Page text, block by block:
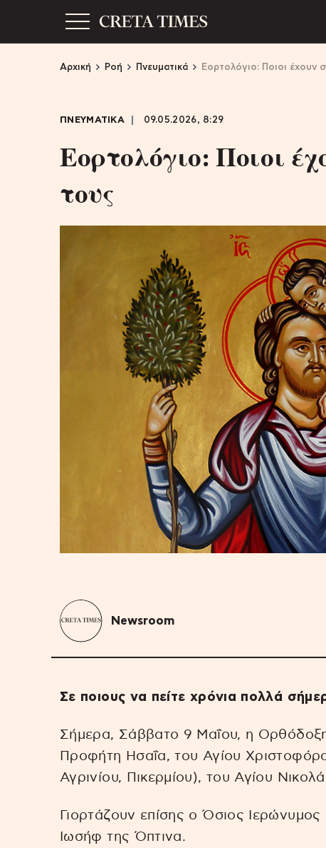
Αρχική Ροή Πνευματικά Εορτολόγιο: Ποιοι έχουν
ΠΝΕΥΜΑΤΙΚΑ 09.05.2026, 8:29
Εορτολόγιο: Ποιοι
τους
Newsroom
Σε ποιους να πείτε χρόνια πολλά
Σήμερα, Σάββατο 9 Μαΐου, η Ορθόδοξη
Προφήτη Ησαΐα, του Αγίου
Αγρινίου, Πικερμίου), του Αγίου
Γιορτάζουν επίσης ο Όσιος
Ιωσήφ της Όπτινα.